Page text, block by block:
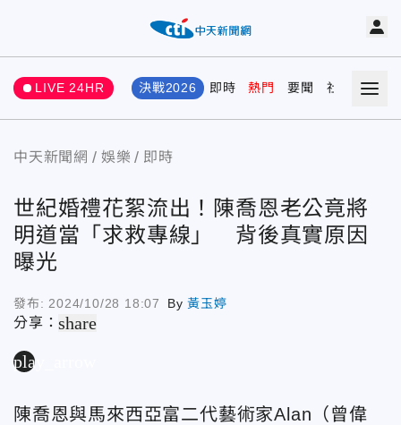
LIVE 24HR 決戰2026 即時 熱門 要聞 社會 娛樂
中天新聞網 娛樂 即時
世紀婚禮花絮流出！陳喬恩老公竟將
明道當「求救專線」 背後真實原因
曝光
發布: 2024/10/28 18:07 By黃玉婷
分享：share
play_arrow
陳喬恩與馬來西亞富二代藝術家Alan（曾偉